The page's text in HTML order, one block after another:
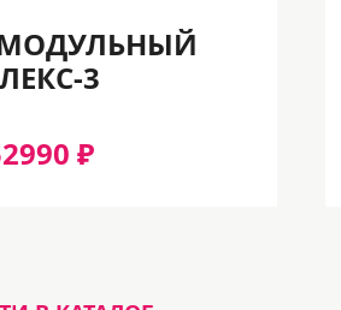
3
₽